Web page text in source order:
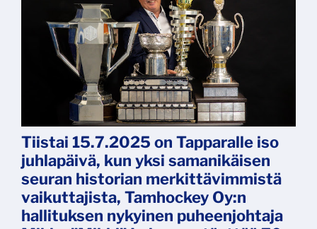
Tiistai 15.7.2025 on Tapparalle iso
juhlapäivä, kun yksi samanikäisen
seuran historian merkittävimmistä
vaikuttajista, Tamhockey Oy:n
hallituksen nykyinen puheenjohtaja